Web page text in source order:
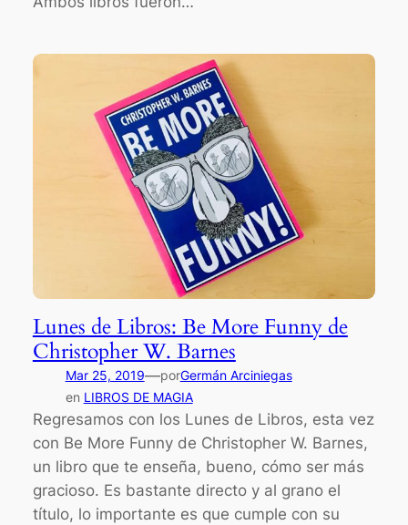
Lunes de Libros: Be More Funny de
Christopher W. Barnes
Mar 25, 2019—porGermán Arciniegas
en LIBROS DE MAGIA
Regresamos con los Lunes de Libros, esta vez
con Be More Funny de Christopher W. Barnes,
un libro que te enseña, bueno, cómo ser más
gracioso. Es bastante directo y al grano el
título, lo importante es que cumple con su